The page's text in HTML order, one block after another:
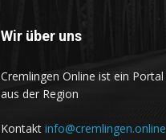
Wir über uns
Cremlingen Online ist ein
aus der Region
Kontakt info@cremlingen.online